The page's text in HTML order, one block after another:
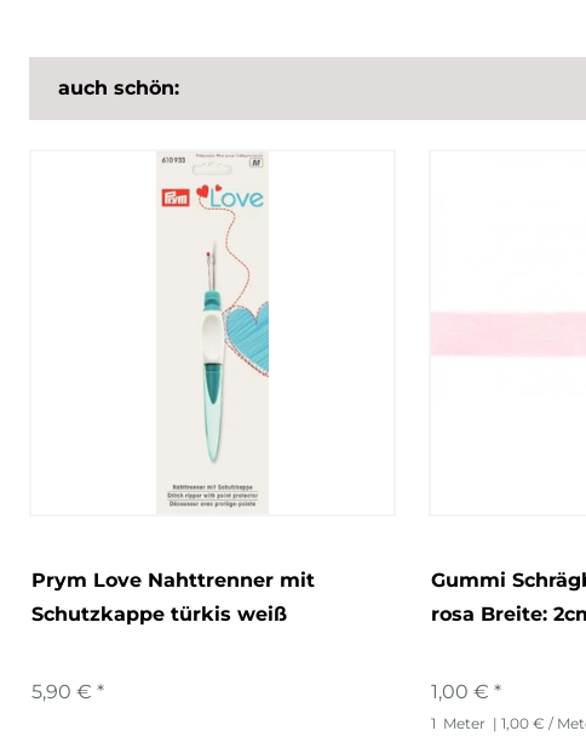
auch schön:
Prym Love Nahttrenner mit
Schutzkappe türkis weiß
5,90 € *
Gummi
rosa Breite:
1,00 € *
1 Meter | 1,00 € /